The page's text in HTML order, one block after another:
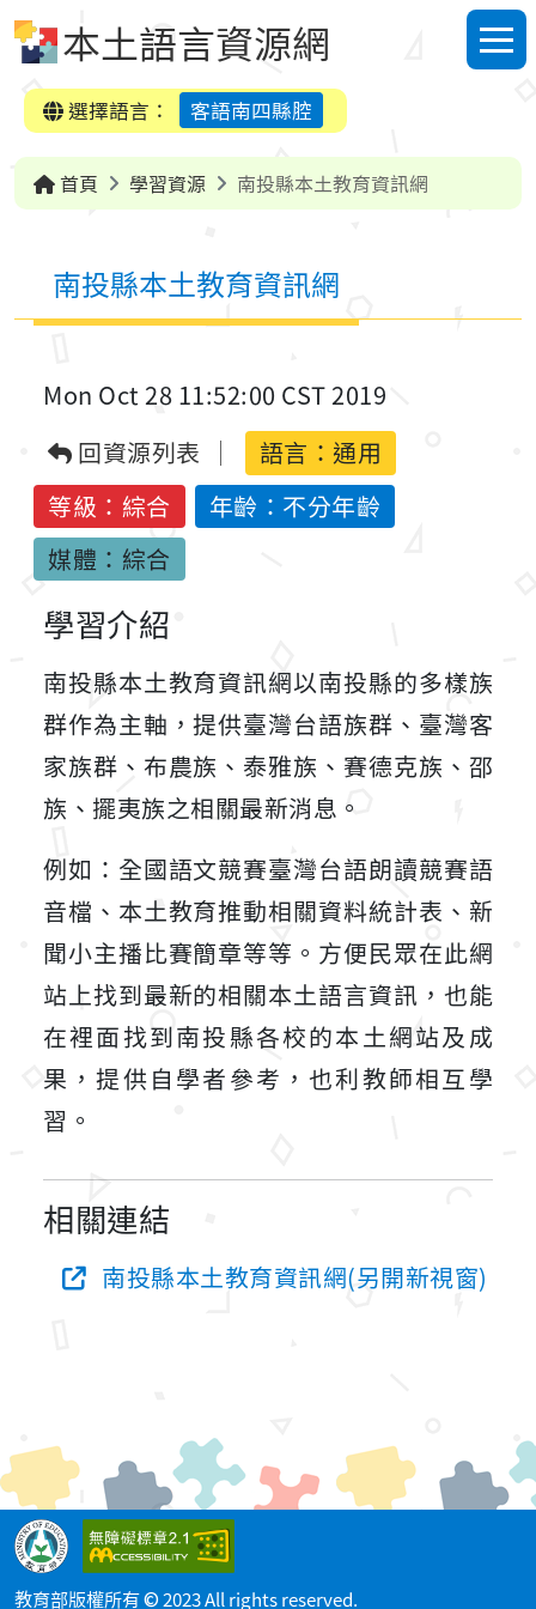
本土語言資源網
選單
選擇語言：
客語南四縣腔
首頁 學習資源 南投縣本土教育資訊網
南投縣本土教育資訊網
Mon Oct 28 11:52:00 CST 2019
回資源列表
語言： 通用
等級：綜合
年齡：不分年齡
媒體：綜合
學習介紹
南投縣本土教育資訊網以南投縣的多樣族
群作為主軸，提供臺灣台語族群、臺灣客
家族群、布農族、泰雅族、賽德克族、邵
族、擺夷族之相關最新消息。
例如：全國語文競賽臺灣台語朗讀競賽語
音檔、本土教育推動相關資料統計表、新
聞小主播比賽簡章等等。方便民眾在此網
站上找到最新的相關本土語言資訊，也能
在裡面找到南投縣各校的本土網站及成
果，提供自學者參考，也利教師相互學
習。
相關連結
南投縣本土教育資訊網(另開新視窗)
教育部版權所有 © 2023 All rights reserved.